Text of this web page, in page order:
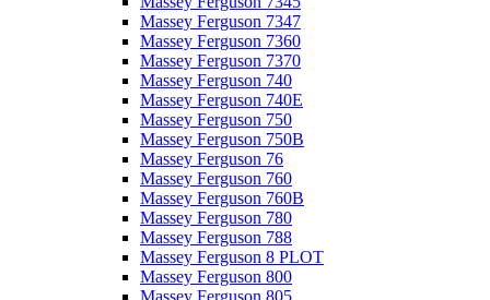
Massey Ferguson 7347
Massey Ferguson 7360
Massey Ferguson 7370
Massey Ferguson 740
Massey Ferguson 740E
Massey Ferguson 750
Massey Ferguson 750B
Massey Ferguson 76
Massey Ferguson 760
Massey Ferguson 760B
Massey Ferguson 780
Massey Ferguson 788
Massey Ferguson 8 PLOT
Massey Ferguson 800
Massey Ferguson 805